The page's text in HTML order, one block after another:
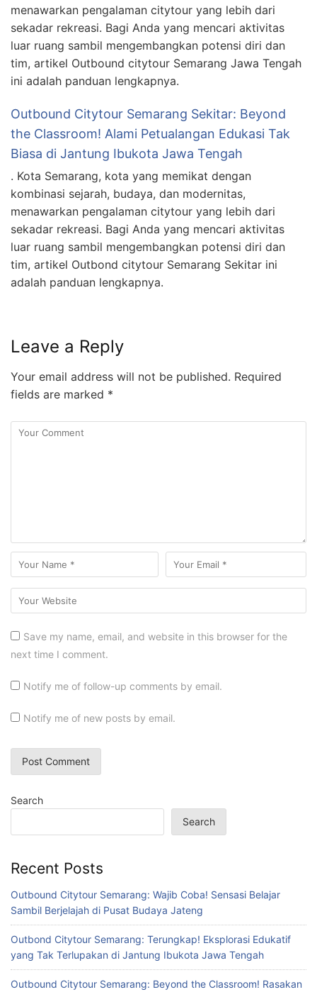
menawarkan pengalaman citytour yang lebih dari
sekadar rekreasi. Bagi Anda yang mencari aktivitas
luar ruang sambil mengembangkan potensi diri dan
tim, artikel Outbound citytour Semarang Jawa Tengah
ini adalah panduan lengkapnya.
Outbound Citytour Semarang Sekitar: Beyond
the Classroom! Alami Petualangan Edukasi Tak
Biasa di Jantung Ibukota Jawa Tengah
. Kota Semarang, kota yang memikat dengan
kombinasi sejarah, budaya, dan modernitas,
menawarkan pengalaman citytour yang lebih dari
sekadar rekreasi. Bagi Anda yang mencari aktivitas
luar ruang sambil mengembangkan potensi diri dan
tim, artikel Outbond citytour Semarang Sekitar ini
adalah panduan lengkapnya.
Leave a Reply
Your email address will not be published. Required
fields are marked *
Save my name, email, and website in this browser for the
next time I comment.
Notify me of follow-up comments by email.
Notify me of new posts by email.
Search
Search
Recent Posts
Outbound Citytour Semarang: Wajib Coba! Sensasi Belajar
Sambil Berjelajah di Pusat Budaya Jateng
Outbond Citytour Semarang: Terungkap! Eksplorasi Edukatif
yang Tak Terlupakan di Jantung Ibukota Jawa Tengah
Outbound Citytour Semarang: Beyond the Classroom! Rasakan